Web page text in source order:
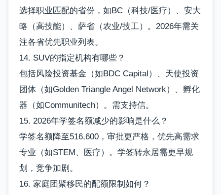
选择职业匹配的省份，如BC（科技/医疗）、安大
略（高技能）、萨省（农业/技工）。2026年需关
注各省优先职业列表。
14. SUV的指定机构有哪些？
包括风险投资基金（如BDC Capital）、天使投资
团体（如Golden Triangle Angel Network）、孵化
器（如Communitech）。需支持信。
15. 2026年学签名额减少的影响是什么？
学签名额降至516,600，审批更严格，优先高需求
专业（如STEM、医疗）。学签转永居需更早规
划，竞争加剧。
16. 家庭团聚移民的配额限制如何？